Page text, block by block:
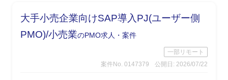
大手小売企業向けSAP導入PJ(ユーザー側
PMO)/小売業のPMO求人・案件
一部リモート
案件No. 0147379
公開日: 2026/07/22